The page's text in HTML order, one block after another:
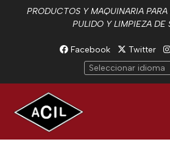
PRODUCTOS Y MAQUINARIA PARA
PULIDO Y LIMPIEZA DE
Facebook Twitter
Seleccionar idioma